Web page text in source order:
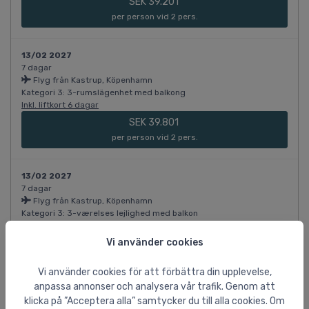
Vi använder cookies
Vi använder cookies för att förbättra din upplevelse,
anpassa annonser och analysera vår trafik. Genom att
klicka på ”Acceptera alla” samtycker du till alla cookies. Om
per person vid 2 pers.
13/02 2027
7 dagar
Flyg från Kastrup, Köpenhamn
Kategori 3: 3-rumslägenhet med balkong
Inkl. liftkort 6 dagar
SEK 39.801
per person vid 2 pers.
13/02 2027
7 dagar
Flyg från Kastrup, Köpenhamn
Kategori 3: 3-værelses lejlighed med balkon
SEK 39.801
13/02 2027